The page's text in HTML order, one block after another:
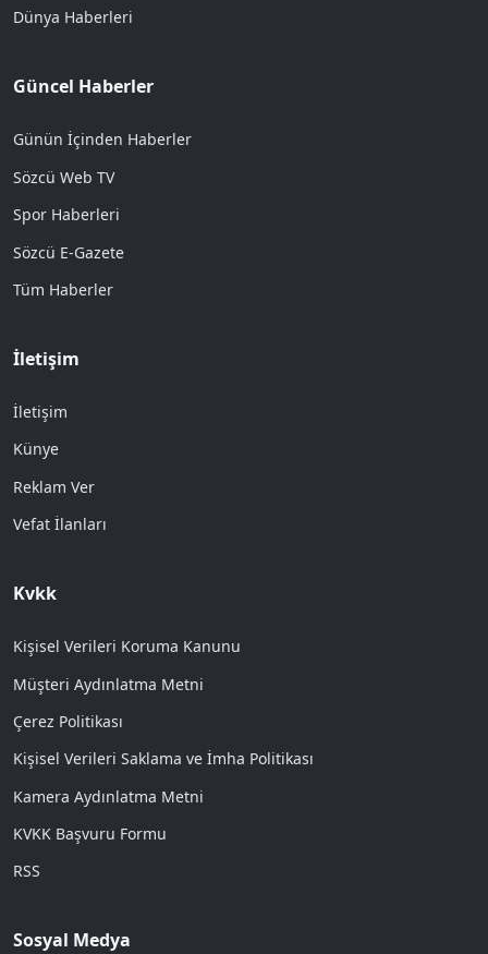
Dünya Haberleri
Güncel Haberler
Günün İçinden Haberler
Sözcü Web TV
Spor Haberleri
Sözcü E-Gazete
Tüm Haberler
İletişim
İletişim
Künye
Reklam Ver
Vefat İlanları
Kvkk
Kişisel Verileri Koruma Kanunu
Müşteri Aydınlatma Metni
Çerez Politikası
Kişisel Verileri Saklama ve İmha Politikası
Kamera Aydınlatma Metni
KVKK Başvuru Formu
RSS
Sosyal Medya